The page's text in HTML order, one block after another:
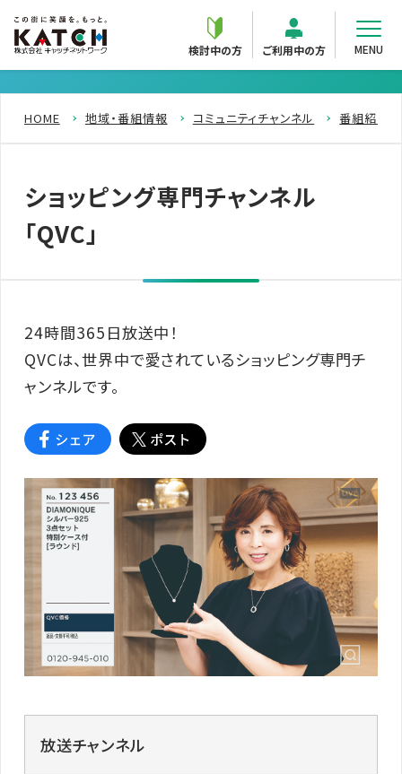
検討中の方 ご利用中の方 MENU
HOME 地域・番組情報 コミュニティチャンネル 番組紹介
ショッピング専門チャンネル
「QVC」
24時間365日放送中！
QVCは、世界中で愛されているショッピング専門チ
ャンネルです。
放送チャンネル